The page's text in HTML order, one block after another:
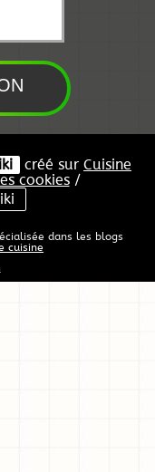
créé sur Cuisine
cookies/
dans les blogs
cuisine